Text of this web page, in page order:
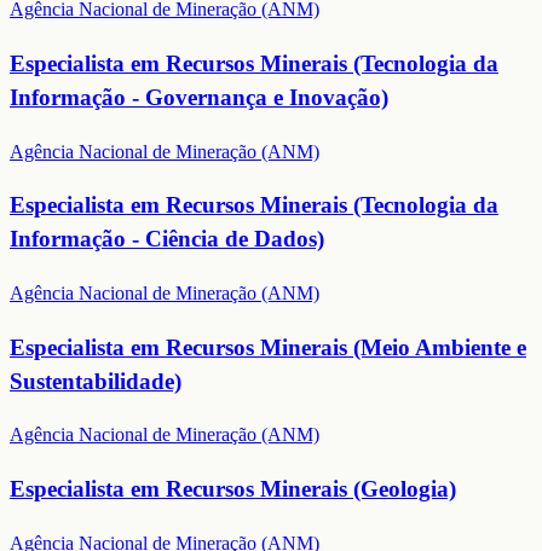
Agência Nacional de Mineração (ANM)
Especialista em Recursos Minerais (Tecnologia da
Informação - Governança e Inovação)
Agência Nacional de Mineração (ANM)
Especialista em Recursos Minerais (Tecnologia da
Informação - Ciência de Dados)
Agência Nacional de Mineração (ANM)
Especialista em Recursos Minerais (Meio Ambiente e
Sustentabilidade)
Agência Nacional de Mineração (ANM)
Especialista em Recursos Minerais (Geologia)
Agência Nacional de Mineração (ANM)